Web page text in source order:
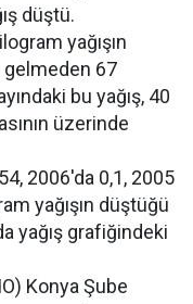
düştü.
yağışın
gelmeden 67
bu yağış, 40
üzerinde
2006'da 0,1, 2005
yağışın düştüğü
yağış grafiğindeki
Konya Şube